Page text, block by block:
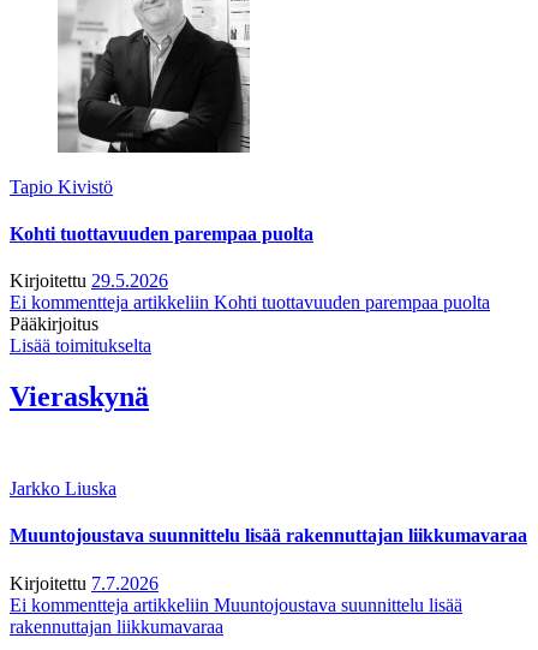
Tapio Kivistö
Kohti tuottavuuden parempaa puolta
Kirjoitettu 29.5.2026
Ei kommentteja artikkeliin Kohti tuottavuuden parempaa puolta
Pääkirjoitus
Lisää toimitukselta
Vieraskynä
Jarkko Liuska
Muuntojoustava suunnittelu lisää rakennuttajan liikkumavaraa
Kirjoitettu 7.7.2026
Ei kommentteja artikkeliin Muuntojoustava suunnittelu lisää
rakennuttajan liikkumavaraa